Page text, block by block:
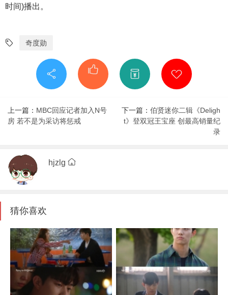
时间)播出。
奇度勋
上一篇： MBC回应记者加入N号
房 若不是为采访将惩戒
下一篇： 伯贤迷你二辑《Deligh
t》登双冠王宝座 创最高销量纪
录
hjzlg
猜你喜欢